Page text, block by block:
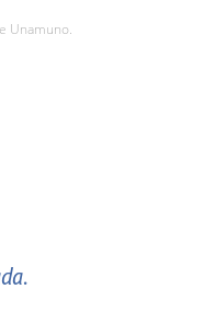
Unamuno.